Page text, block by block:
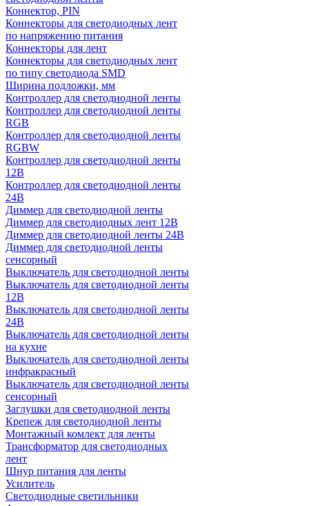
Коннектор, PIN
Коннекторы для светодиодных лент
по напряжению питания
Коннекторы для лент
Коннекторы для светодиодных лент
по типу светодиода SMD
Ширина подложки, мм
Контроллер для светодиодной ленты
Контроллер для светодиодной ленты
RGB
Контроллер для светодиодной ленты
RGBW
Контроллер для светодиодной ленты
12В
Контроллер для светодиодной ленты
24В
Диммер для светодиодной ленты
Диммер для светодиодных лент 12В
Диммер для светодиодной ленты 24В
Диммер для светодиодной ленты
сенсорный
Выключатель для светодиодной ленты
Выключатель для светодиодной ленты
12В
Выключатель для светодиодной ленты
24В
Выключатель для светодиодной ленты
на кухне
Выключатель для светодиодной ленты
инфракрасный
Выключатель для светодиодной ленты
сенсорный
Заглушки для светодиодной ленты
Крепеж для светодиодной ленты
Монтажный комлект для ленты
Трансформатор для светодиодных
лент
Шнур питания для ленты
Усилитель
Светодиодные светильники